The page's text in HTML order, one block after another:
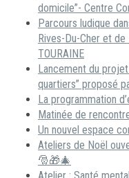
domicile”- Centre
Parcours ludique
Rives-Du-Cher et de
TOURAINE
Lancement du
quartiers” proposé
La programmation
Matinée de
Un nouvel espace
Ateliers de Noël
🎅🎁🎄